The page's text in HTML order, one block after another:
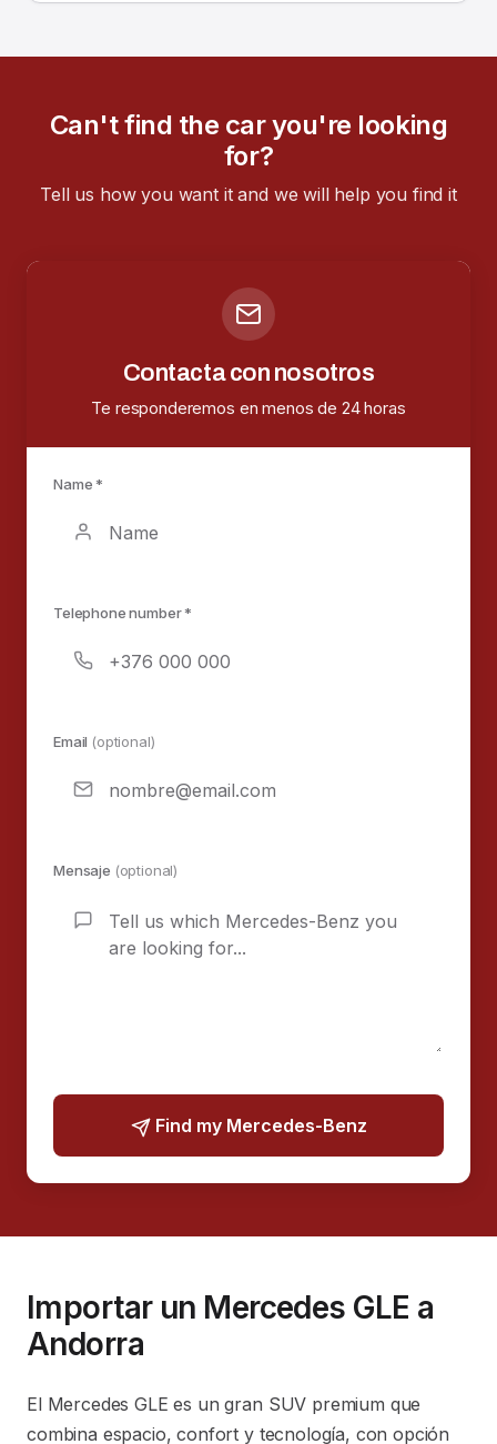
Can't find the car you're looking
for?
Tell us how you want it and we will help you find it
Contacta con nosotros
Te responderemos en menos de 24 horas
Name *
Telephone number *
Email (optional)
Mensaje (optional)
Find my Mercedes-Benz
Importar un Mercedes GLE a
Andorra
El Mercedes GLE es un gran SUV premium que
combina espacio, confort y tecnología, con opción